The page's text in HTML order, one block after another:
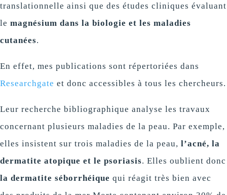
translationnelle ainsi que des études cliniques évaluant
le magnésium dans la biologie et les maladies
cutanées.
En effet, mes publications sont répertoriées dans
Researchgate et donc accessibles à tous les chercheurs.
Leur recherche bibliographique analyse les travaux
concernant plusieurs maladies de la peau. Par exemple,
elles insistent sur trois maladies de la peau, l’acné, la
dermatite atopique et le psoriasis. Elles oublient donc
la dermatite séborrhéique qui réagit très bien avec